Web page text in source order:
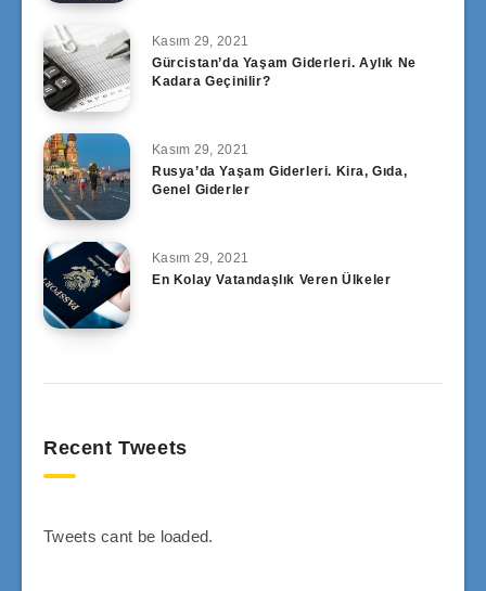
Kasım 29, 2021
Gürcistan’da Yaşam Giderleri. Aylık Ne
Kadara Geçinilir?
Kasım 29, 2021
Rusya’da Yaşam Giderleri. Kira, Gıda,
Genel Giderler
Kasım 29, 2021
En Kolay Vatandaşlık Veren Ülkeler
Recent Tweets
Tweets cant be loaded.